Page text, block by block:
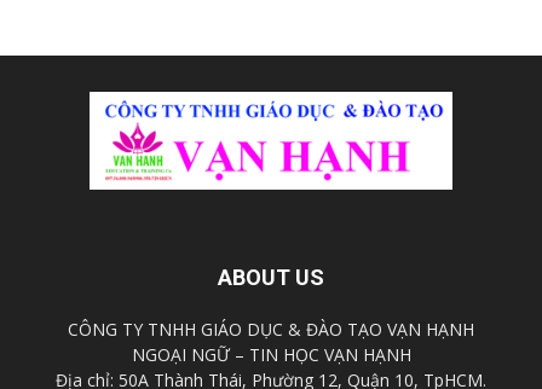
ABOUT US
CÔNG TY TNHH GIÁO DỤC & ĐÀO TẠO VẠN HẠNH
NGOẠI NGỮ – TIN HỌC VẠN HẠNH
Địa chỉ: 50A Thành Thái, Phường 12, Quận 10, TpHCM.